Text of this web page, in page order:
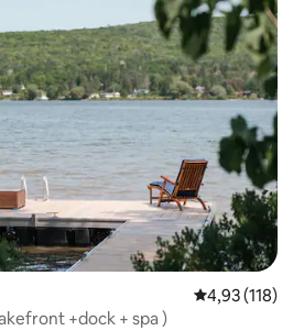
4,93 (118)
+dock + spa )